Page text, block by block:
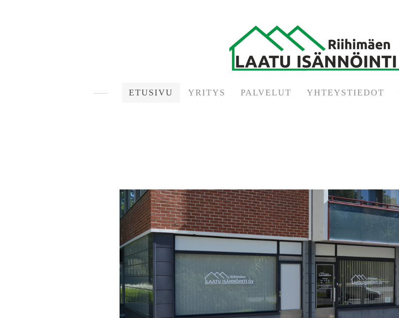
ETUSIVU YRITYS PALVELUT YHTEYSTIEDOT